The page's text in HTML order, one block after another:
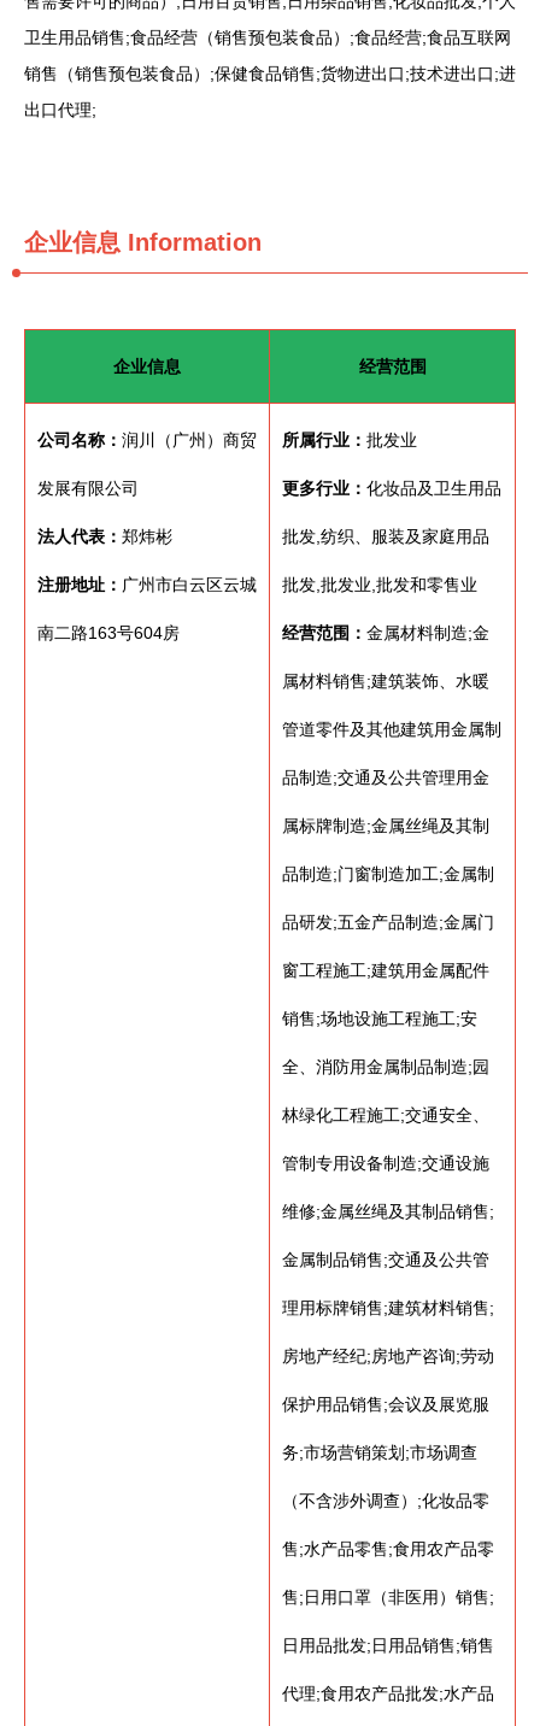
卫生用品销售;食品经营（销售预包装食品）;食品经营;食品互联网
销售（销售预包装食品）;保健食品销售;货物进出口;技术进出口;进
出口代理;
企业信息 Information
企业信息 经营范围
公司名称： 润川（广州）商贸
发展有限公司
法人代表： 郑炜彬
注册地址： 广州市白云区云城
南二路163号604房
所属行业： 批发业
更多行业： 化妆品及卫生用品
批发,纺织、服装及家庭用品
批发,批发业,批发和零售业
经营范围： 金属材料制造;金
属材料销售;建筑装饰、水暖
管道零件及其他建筑用金属制
品制造;交通及公共管理用金
属标牌制造;金属丝绳及其制
品制造;门窗制造加工;金属制
品研发;五金产品制造;金属门
窗工程施工;建筑用金属配件
销售;场地设施工程施工;安
全、消防用金属制品制造;园
林绿化工程施工;交通安全、
管制专用设备制造;交通设施
维修;金属丝绳及其制品销售;
金属制品销售;交通及公共管
理用标牌销售;建筑材料销售;
房地产经纪;房地产咨询;劳动
保护用品销售;会议及展览服
务;市场营销策划;市场调查
（不含涉外调查）;化妆品零
售;水产品零售;食用农产品零
售;日用口罩（非医用）销售;
日用品批发;日用品销售;销售
代理;食用农产品批发;水产品